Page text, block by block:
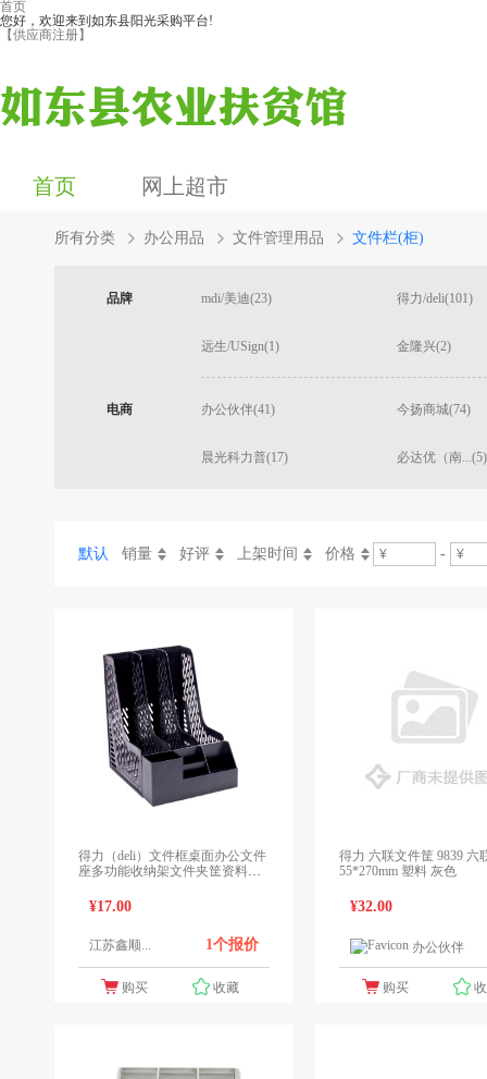
首页
您好，欢迎来到如东县阳光采购平台!
【供应商注册】
首页 网上超市
所有分类 办公用品 文件管理用品 文件栏(柜)
品牌 mdi/美迪(23) 得力/deli(101)
远生/USign(1) 金隆兴(2)
电商 办公伙伴(41) 今扬商城(74)
晨光科力普(17) 必达优（南...(5)
默认 销量 好评 上架时间 价格 -
得力（deli）文件框桌面办公文件
座多功能收纳架文件夹筐资料架
¥17.00
江苏鑫顺... 1个报价
购买 收藏
得力 六联文件筐 9839 六
55*270mm 塑料 灰色
¥32.00
办公伙伴
购买